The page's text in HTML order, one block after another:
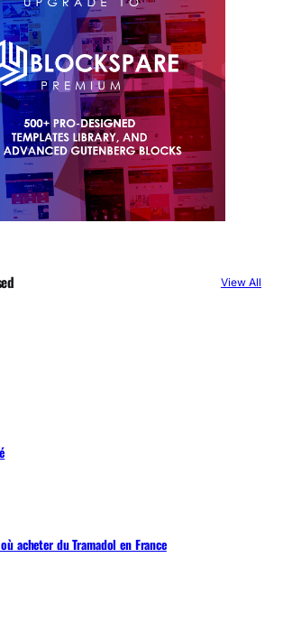
View All
acheter du Tramadol en France